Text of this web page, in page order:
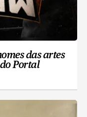
das artes
Portal